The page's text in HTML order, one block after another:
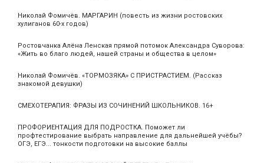
Николай Фомичёв. МАРГАРИН (повесть из жизни ростовских
хулиганов 60-х годов)
Ростовчанка Алёна Ленская прямой потомок Александра Суворова:
«Жить во благо людей, нашей страны и общества в целом»
Николай Фомичёв. «ТОРМОЗЯКА» С ПРИСТРАСТИЕМ. (Рассказ
знакомой девушки)
СМЕХОТЕРАПИЯ: ФРАЗЫ ИЗ СОЧИНЕНИЙ ШКОЛЬНИКОВ. 16+
ПРОФОРИЕНТАЦИЯ ДЛЯ ПОДРОСТКА. Поможет ли
профтестирование выбрать направление для дальнейшей учёбы?
ОГЭ, ЕГЭ... тонкости подготовки на высокие баллы